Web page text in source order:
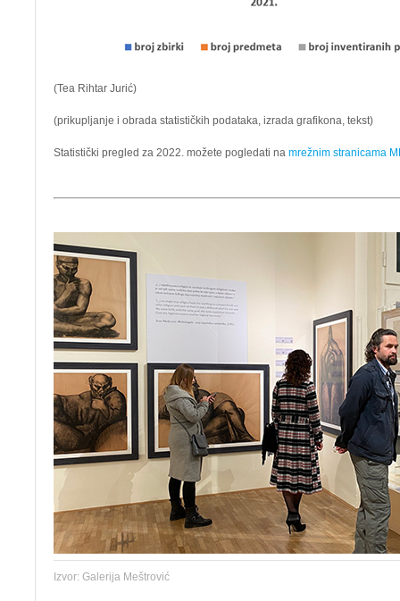
(Tea Rihtar Jurić)
(prikupljanje i obrada statističkih podataka, izrada grafikona, tekst)
Statistički pregled za 2022. možete pogledati na mrežnim stranicama
Izvor: Galerija Meštrović